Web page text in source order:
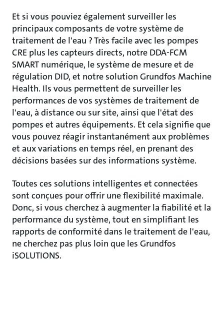
Et si vous pouviez également surveiller les
principaux composants de votre système de
traitement de l'eau ? Très facile avec les pompes
CRE plus les capteurs directs, notre DDA-FCM
SMART numérique, le système de mesure et de
régulation DID, et notre solution Grundfos Machine
Health. Ils vous permettent de surveiller les
performances de vos systèmes de traitement de
l'eau, à distance ou sur site, ainsi que l'état des
pompes et autres équipements. Et cela signifie que
vous pouvez réagir instantanément aux problèmes
et aux variations en temps réel, en prenant des
décisions basées sur des informations système.
Toutes ces solutions intelligentes et connectées
sont conçues pour offrir une flexibilité maximale.
Donc, si vous cherchez à augmenter la fiabilité et la
performance du système, tout en simplifiant les
rapports de conformité dans le traitement de l'eau,
ne cherchez pas plus loin que les Grundfos
iSOLUTIONS.